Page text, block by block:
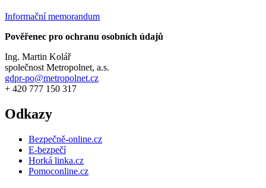
Informační memorandum
Pověřenec pro ochranu osobních údajů
Ing. Martin Kolář
společnost Metropolnet, a.s.
gdpr-po@metropolnet.cz
+ 420 777 150 317
Odkazy
Bezpečně-online.cz
E-bezpečí
Horká linka.cz
Pomoconline.cz